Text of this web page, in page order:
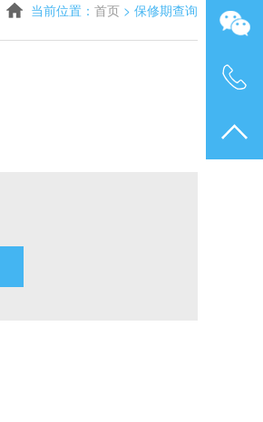
当前位置： 首页 > 保修期查询